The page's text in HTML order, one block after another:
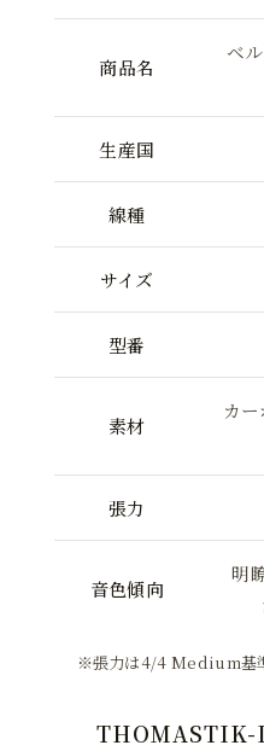
商品名
ベ
生産国
線種
サイズ
型番
素材
カ
張力
音色傾向
明
※張力は4/4 Medium基準
THOMASTIK-